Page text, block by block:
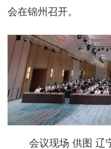
会在锦州召开。
会议现场 供图 辽